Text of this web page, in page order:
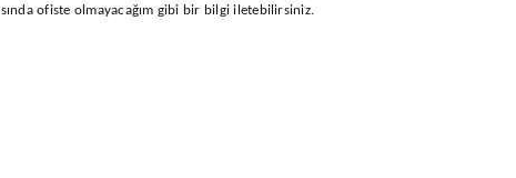
ofiste olmayacağım gibi bir bilgi iletebilirsiniz.